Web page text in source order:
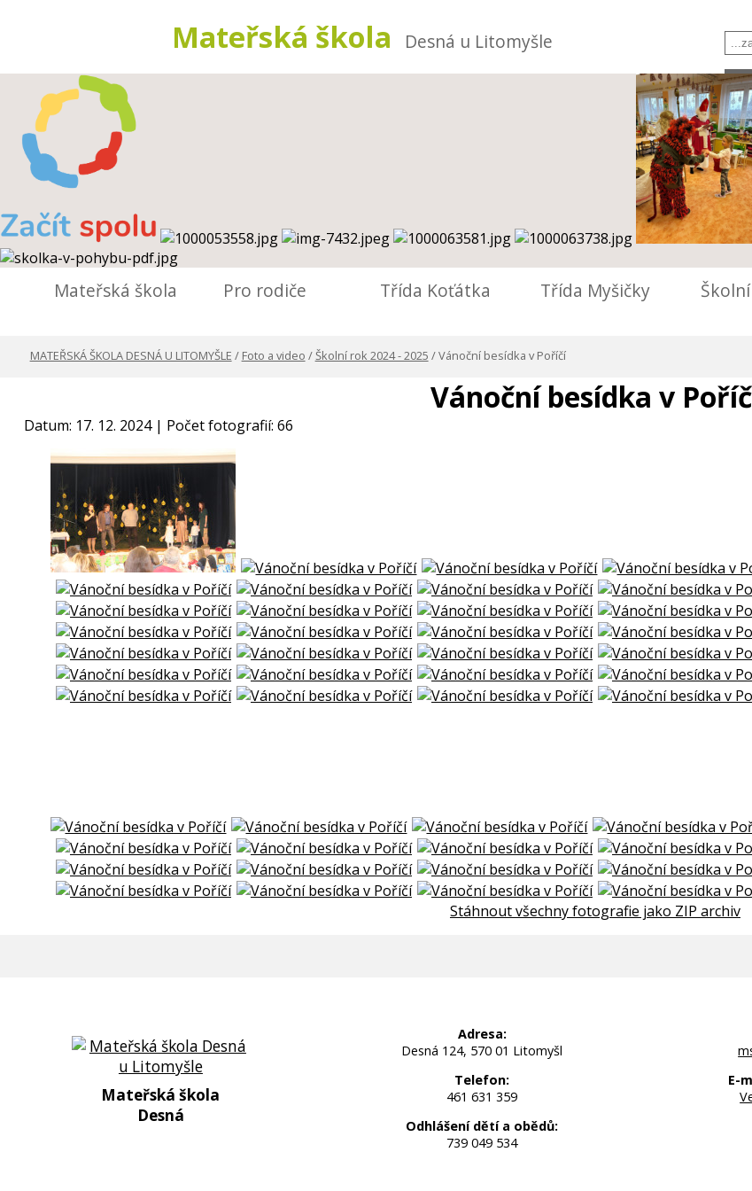
Mateřská škola Desná u Litomyšle
Mateřská škola Pro rodiče Třída Koťátka Třída Myšičky
MATEŘSKÁ ŠKOLA DESNÁ U LITOMYŠLE / Foto a video / Školní rok 2024 - 2025 / Vánoční besídka v Poříčí
Vánoční besídka v
Datum: 17. 12. 2024 | Počet fotografií: 66
Stáhnout všechny fotografie jako ZIP archiv
Mateřská škola
Desná
Adresa:
Desná 124, 570 01 Litomyšl
Telefon:
461 631 359
Odhlášení dětí a obědů:
739 049 534
E-